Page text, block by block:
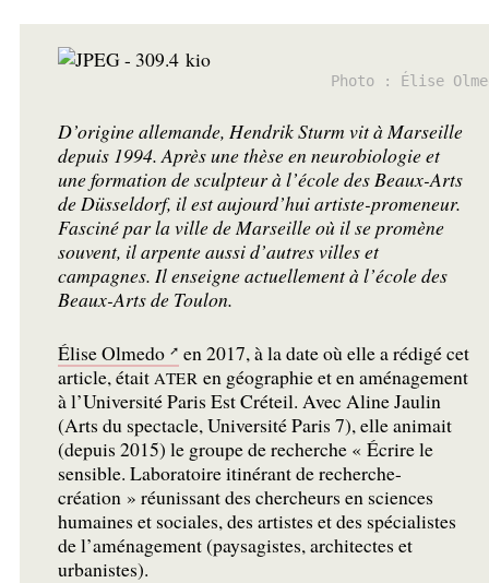
Photo : Élise
D’origine allemande, Hendrik Sturm vit à Marseille
depuis 1994. Après une thèse en neurobiologie et
une formation de sculpteur à l’école des Beaux-Arts
de Düsseldorf, il est aujourd’hui artiste-promeneur.
Fasciné par la ville de Marseille où il se promène
souvent, il arpente aussi d’autres villes et
campagnes. Il enseigne actuellement à l’école des
Beaux-Arts de Toulon.
Élise Olmedo
en 2017, à la date où elle a rédigé cet
article, était ATER en géographie et en aménagement
à l’Université Paris Est Créteil. Avec Aline Jaulin
(Arts du spectacle, Université Paris 7), elle animait
(depuis 2015) le groupe de recherche « Écrire le
sensible. Laboratoire itinérant de recherche-
création » réunissant des chercheurs en sciences
humaines et sociales, des artistes et des spécialistes
de l’aménagement (paysagistes, architectes et
urbanistes).